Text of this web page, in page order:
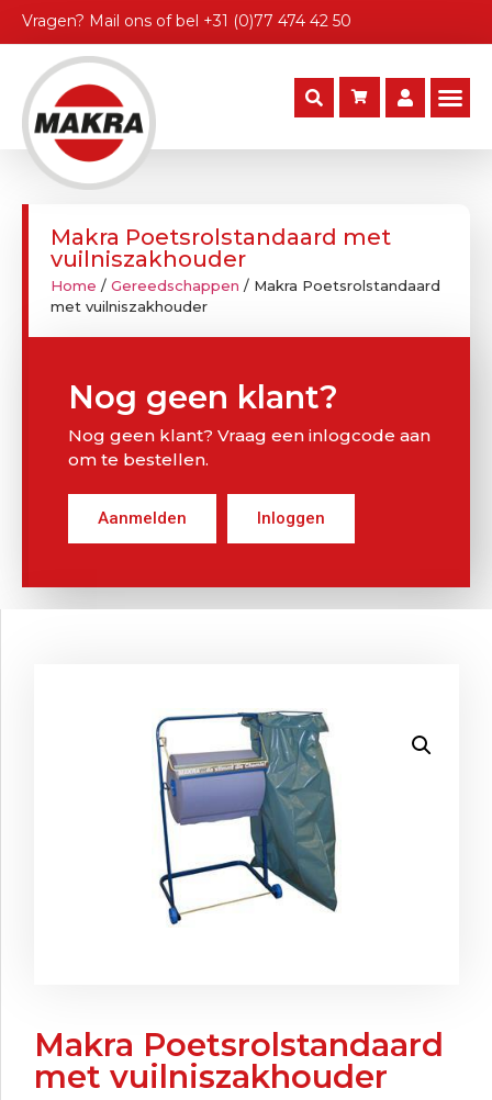
Vragen? Mail ons of bel +31 (0)77 474 42 50
Makra Poetsrolstandaard met
vuilniszakhouder
Home / Gereedschappen / Makra Poetsrolstandaard
met vuilniszakhouder
Nog geen klant?
Nog geen klant? Vraag een inlogcode aan
om te bestellen.
Aanmelden Inloggen
Makra Poetsrolstandaard
met vuilniszakhouder